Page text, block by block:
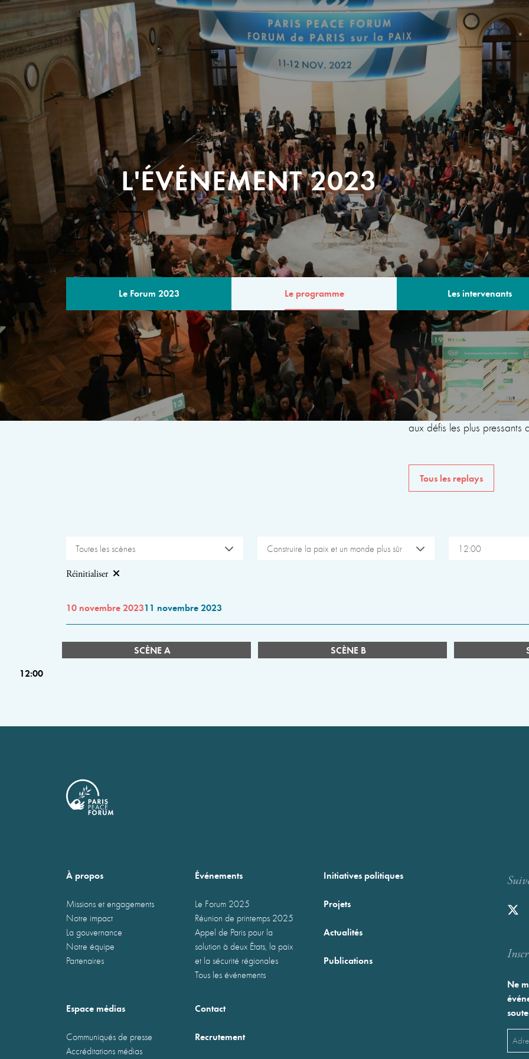
L'ÉVÉNEMENT 2023
Le Forum 2023 Le programme Les intervenants
LE PROGRAMME
Un rendez-vous multilatéral
Le programme de la
avec des intervenants issus
internationales, de la
du monde universitaire,
aux défis les plus pressants
Tous les replays
Toutes les scènes Construire la paix et un monde plus sûr 12:00
Réinitialiser
10 novembre 202311 novembre 2023
SCÈNE A SCÈNE B
12:00
À propos
Missions et engagements
Notre impact
La gouvernance
Notre équipe
Partenaires
Événements
Le Forum 2025
Réunion de printemps 2025
Appel de Paris pour la
solution à deux États, la paix
et la sécurité régionales
Tous les événements
Initiatives politiques
Projets
Actualités
Publications
Espace médias
Communiqués de presse
Accréditations médias
Contact
Recrutement
Ne
Email